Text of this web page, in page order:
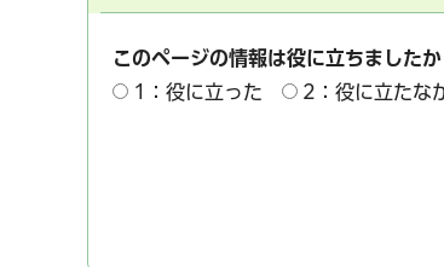
このページの情報は役に立ちましたか
1：役に立った
2：役に立たな